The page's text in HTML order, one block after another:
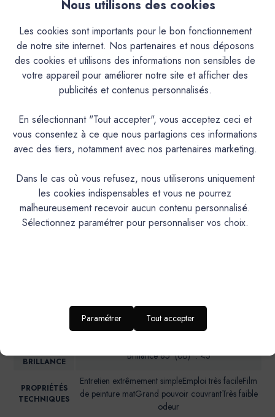
Caractéristiques
Documentation Technique
Couleurs & Échantillons
La Premium est une peinture acrylique très lavable mate en
bains aux propriétés d'entretien remarquables. Convient
également aux espaces humides
PRODUIT
Aspect mat soyeux
BRILLANCE
Brillance 85° (UB)*: <5
PROPRIÉTÉS
TECHNIQUES
Entretien extrêmement simpleEmploi très facileFilm
de peinture matGrand pouvoir couvrantTrès faible
odeur
Nous utilisons des cookies
Les cookies sont importants pour le bon fonctionnement
de notre site internet. Nos partenaires et nous déposons
des cookies et utilisons des informations non sensibles de
votre appareil pour améliorer notre site et afficher des
publicités et contenus personnalisés.
En sélectionnant "Tout accepter", vous acceptez ceci et
vous consentez à ce que nous partagions ces informations
avec des tiers, notamment avec nos partenaires marketing.
Dans le cas où vous refusez, nous utiliserons uniquement
les cookies indispensables et vous ne pourrez
malheureusement recevoir aucun contenu personnalisé.
Sélectionnez paramétrer pour personnaliser vos choix.
Paramétrer Tout accepter